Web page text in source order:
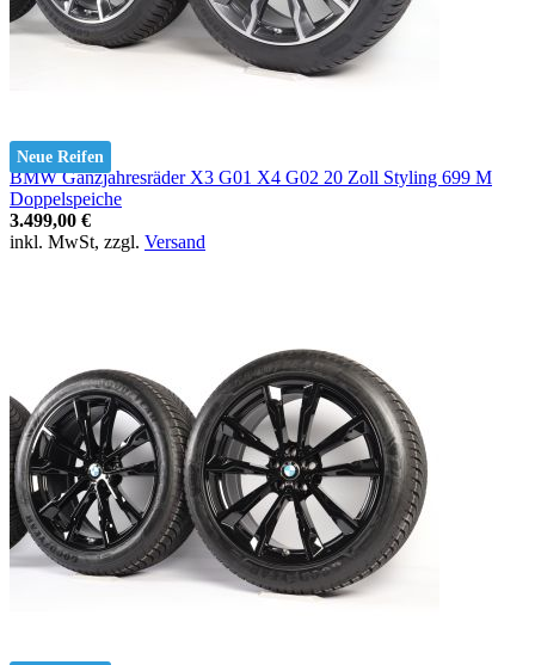
Neue Reifen
BMW Ganzjahresräder X3 G01 X4 G02 20 Zoll Styling 699 M
Doppelspeiche
3.499,00 €
inkl. MwSt, zzgl. Versand